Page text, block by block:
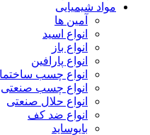
مواد شیمیایی
آمین ها
انواع اسید
انواع باز
انواع پارافین
انواع چسب
انواع چسب صنعتی
انواع حلال صنعتی
انواع ضد کف
بایوساید